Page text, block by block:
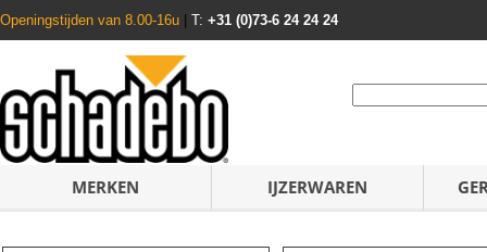
Openingstijden van 8.00-16u T: +31 (0)73-6 24 24 24
MERKEN IJZERWAREN